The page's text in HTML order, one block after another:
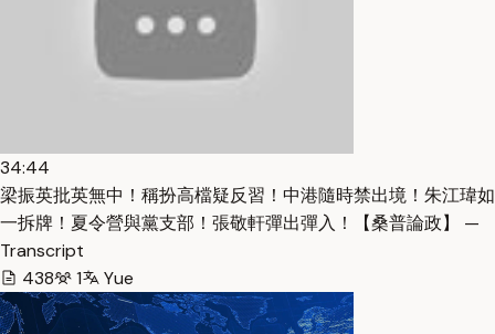
34:44
梁振英批英無中！稱扮高檔疑反習！中港隨時禁出境！朱江瑋如
一拆牌！夏令營與黨支部！張敬軒彈出彈入！【桑普論政】 —
Transcript
438
1 Yue